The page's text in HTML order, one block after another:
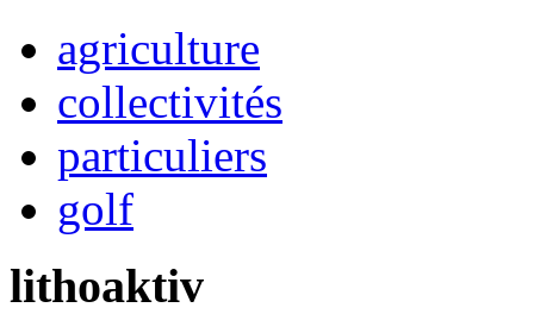
agriculture
collectivités
particuliers
golf
lithoaktiv